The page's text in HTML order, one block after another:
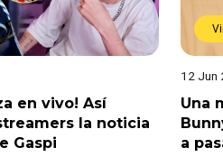
en vivo! Así
la noticia
Gaspi
12 Jun
Una
a